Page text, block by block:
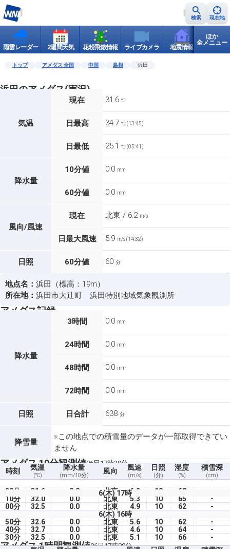
検索 現在地
雨雲レーダー 2週間天気 花粉飛散情報 ライブカメラ 地震情報 世界天
ほか
全メニュー
トップ アメダス 全国 中国 島根 浜田
浜田のアメダス(実況)
気温
現在 31.6 ℃
日最高 34.7 ℃ (13:45)
日最低 25.1 ℃ (05:41)
降水量
10分値 0.0 mm
60分値 0.0 mm
風向/風速
現在 北東 / 6.2 m/s
日最大風速 5.9 m/s (14:32)
日照 60分値 60 分
地点名： 浜田（標高：19m）
所在地： 浜田市大辻町 浜田特別地域気象観測所
アメダス記録
降水量
3時間 0.0 mm
24時間 0.0 mm
48時間 0.0 mm
72時間 0.0 mm
日照 日合計 638 分
降雪量
※この地点での積雪量のデータが一部取得できてい
ません
アメダス 10分観測値06日17時20分
時刻 気温
(℃)
降水量
(mm/10分)
風向 風速
(m/s)
日照
(分)
湿度
(%)
積雪深
(cm)
6(木) 17時
20分 31.6 0.0 北東 6.2 10 68
10分
32.0 0.0 北東 5.3 10 65
-
00分
32.5 0.0 北東 4.9 10 62
-
6(木) 16時
50分
32.6 0.0 北東 5.6 10 62
-
40分
32.7 0.0 北東 4.6 10 64
-
30分
32.5 0.0 北東 5.1 10 66 -
アメダス 1時間観測値06日17時00分